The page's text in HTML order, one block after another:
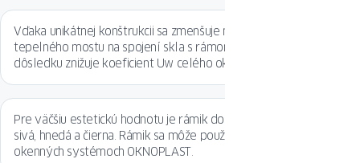
Vďaka unikátnej konštrukcii sa zmenšuje možnosť vzniku
tepelného mostu na spojení skla s rámom, čo v konečnom
dôsledku znižuje koeficient Uw celého okna.
Pre väčšiu estetickú hodnotu je rámik dostupný v troch farbách:
sivá, hnedá a čierna. Rámik sa môže používať vo všetkých
okenných systémoch OKNOPLAST.